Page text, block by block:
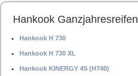
Hankook Ganzjahresreifen
Hankook H 730
Hankook H 730 XL
Hankook KINERGY 4S (H740)